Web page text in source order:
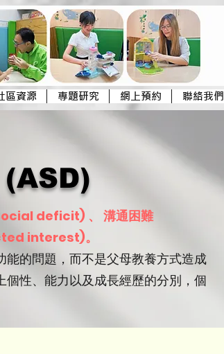
區資源 專題研究 網上預約 聯絡我們
deficit) 、 溝通困難
interest)。​
的問題，而不是父母教養方式造成
性、能力以及成長經歷的分別，個